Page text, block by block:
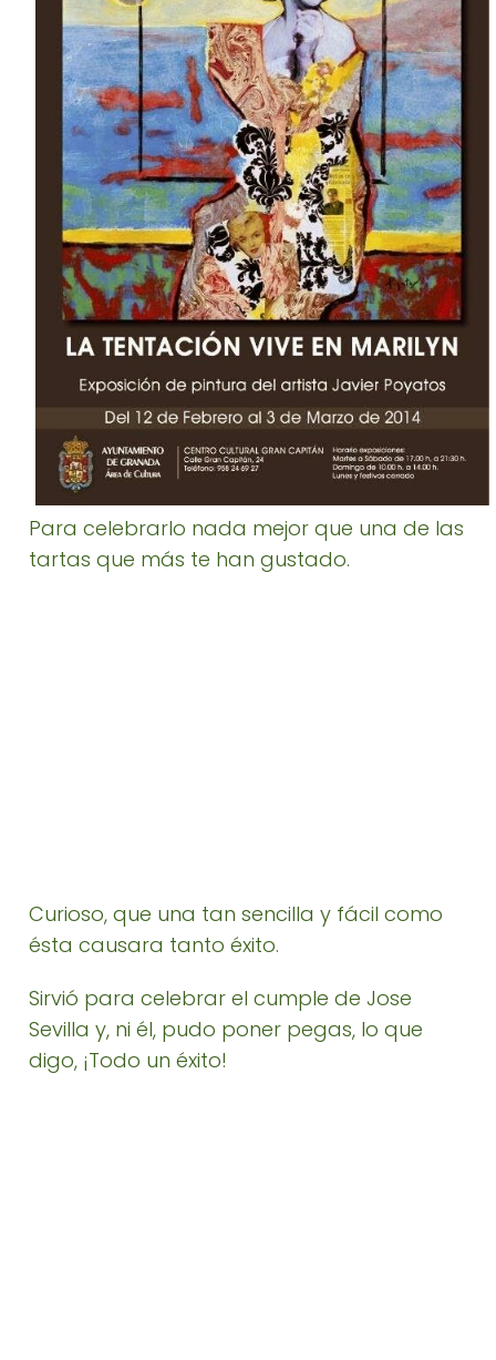
Para celebrarlo nada mejor que una de las
tartas que más te han gustado.
Curioso, que una tan sencilla y fácil como
ésta causara tanto éxito.
Sirvió para celebrar el cumple de Jose
Sevilla y, ni él, pudo poner pegas, lo que
digo, ¡Todo un éxito!